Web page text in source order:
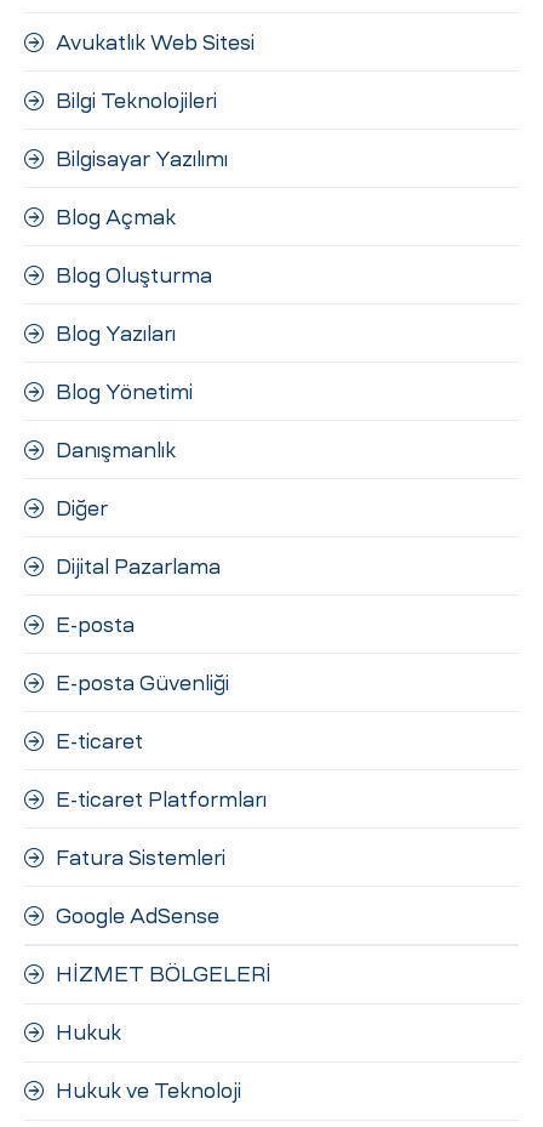
Avukatlık Web Sitesi
Bilgi Teknolojileri
Bilgisayar Yazılımı
Blog Açmak
Blog Oluşturma
Blog Yazıları
Blog Yönetimi
Danışmanlık
Diğer
Dijital Pazarlama
E-posta
E-posta Güvenliği
E-ticaret
E-ticaret Platformları
Fatura Sistemleri
Google AdSense
HİZMET BÖLGELERİ
Hukuk
Hukuk ve Teknoloji